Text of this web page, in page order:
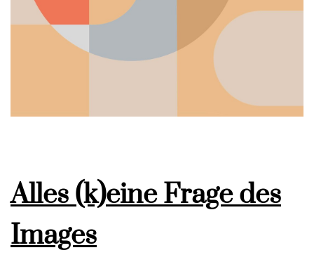
Alles (k)eine Frage des
Images